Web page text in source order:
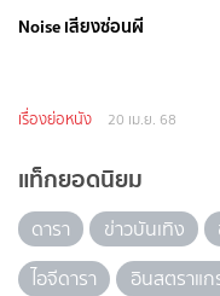
Noise เสียงซ่อนผี
เรื่องย่อหนัง 20 เม.ย. 68
แท็กยอดนิยม
ดารา ข่าวบันเทิง
ไอจีดารา
อินสตราแก